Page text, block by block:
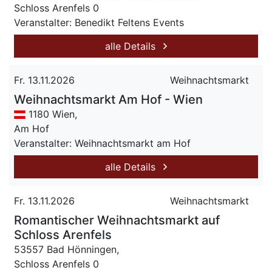
Schloss Arenfels 0
Veranstalter: Benedikt Feltens Events
alle Details
Fr. 13.11.2026 Weihnachtsmarkt
Weihnachtsmarkt Am Hof - Wien
1180 Wien,
Am Hof
Veranstalter: Weihnachtsmarkt am Hof
alle Details
Fr. 13.11.2026 Weihnachtsmarkt
Romantischer Weihnachtsmarkt auf
Schloss Arenfels
53557 Bad Hönningen,
Schloss Arenfels 0